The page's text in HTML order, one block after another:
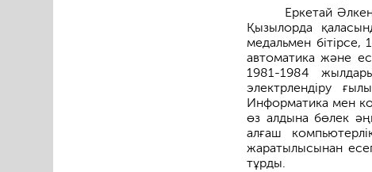
Еркетай
Қызылорда
медальмен
автоматика және
1981-1984
электрлендіру
Информатика мен
өз алдына бөлек
алғаш
жаратылысынан
тұрды.